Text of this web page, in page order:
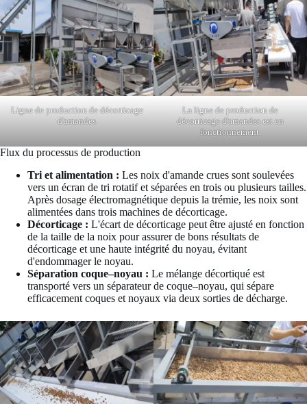
Ligne de production de décorticage
d'amandes
La ligne de production de
décorticage d'amandes est en
fonctionnement.
Flux du processus de production
Tri et alimentation : Les noix d'amande crues sont soulevées
vers un écran de tri rotatif et séparées en trois ou plusieurs tailles.
Après dosage électromagnétique depuis la trémie, les noix sont
alimentées dans trois machines de décorticage.
Décorticage : L'écart de décorticage peut être ajusté en fonction
de la taille de la noix pour assurer de bons résultats de
décorticage et une haute intégrité du noyau, évitant
d'endommager le noyau.
Séparation coque–noyau : Le mélange décortiqué est
transporté vers un séparateur de coque–noyau, qui sépare
efficacement coques et noyaux via deux sorties de décharge.